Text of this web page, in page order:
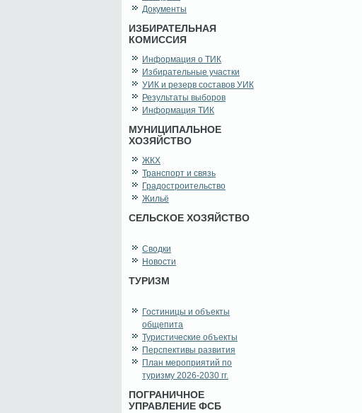
Документы
ИЗБИРАТЕЛЬНАЯ
КОМИССИЯ
Информация о ТИК
Избирательные участки
УИК и резерв составов УИК
Результаты выборов
Информация ТИК
МУНИЦИПАЛЬНОЕ
ХОЗЯЙСТВО
ЖКХ
Транспорт и связь
Градостроительство
Жильё
СЕЛЬСКОЕ ХОЗЯЙСТВО
Сводки
Новости
ТУРИЗМ
Гостиницы и объекты
общепита
Туристические объекты
Перспективы развития
План мероприятий по
туризму 2026-2030 гг.
ПОГРАНИЧНОЕ
УПРАВЛЕНИЕ ФСБ